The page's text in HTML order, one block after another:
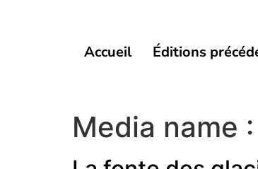
Accueil Éditions
Media name :